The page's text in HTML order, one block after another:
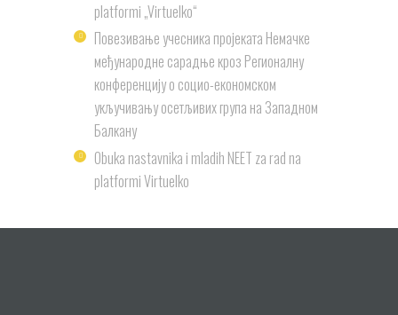
platformi „Virtuelko“
Повезивање учесника пројеката Немачке
међународне сарадње кроз Регионалну
конференцију о социо-економском
укључивању осетљивих група на Западном
Балкану
Obuka nastavnika i mladih NEET za rad na
platformi Virtuelko